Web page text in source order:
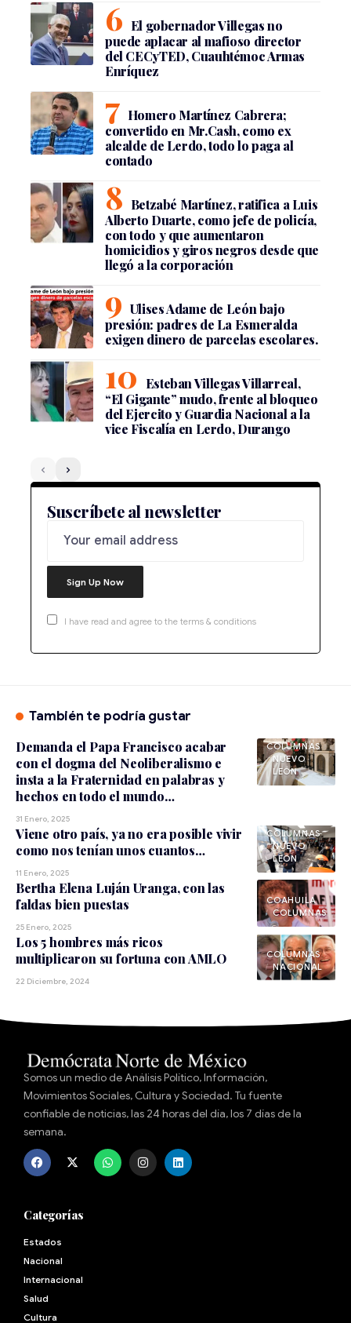
El gobernador Villegas no
puede aplacar al mafioso director
del CECyTED, Cuauhtémoc Armas
Enríquez
Homero Martínez Cabrera;
convertido en Mr.Cash, como ex
alcalde de Lerdo, todo lo paga al
contado
Betzabé Martínez, ratifica a Luis
Alberto Duarte, como jefe de policía,
con todo y que aumentaron
homicidios y giros negros desde que
llegó a la corporación
Ulises Adame de León bajo
presión: padres de La Esmeralda
exigen dinero de parcelas escolares.
Esteban Villegas Villarreal,
“El Gigante” mudo, frente al bloqueo
del Ejercito y Guardia Nacional a la
vice Fiscalía en Lerdo, Durango
Suscríbete al newsletter
I have read and agree to the terms & conditions
También te podría gustar
COLUMNAS‏
NUEVO
LEÓN
Demanda el Papa Francisco acabar
con el dogma del Neoliberalismo e
insta a la Fraternidad en palabras y
hechos en todo el mundo…
31 Enero, 2025
COLUMNAS‏
NUEVO
LEÓN
Viene otro país, ya no era posible vivir
como nos tenían unos cuantos…
11 Enero, 2025
COAHUILA
COLUMNAS‏
Bertha Elena Luján Uranga, con las
faldas bien puestas
25 Enero, 2025
COLUMNAS‏
NACIONAL
Los 5 hombres más ricos
multiplicaron su fortuna con AMLO
22 Diciembre, 2024
Somos un medio de Análisis Político, Información,
Movimientos Sociales, Cultura y Sociedad. Tu fuente
confiable de noticias, las 24 horas del día, los 7 días de la
semana.
Categorías
Estados
Nacional
Internacional
Salud
Cultura